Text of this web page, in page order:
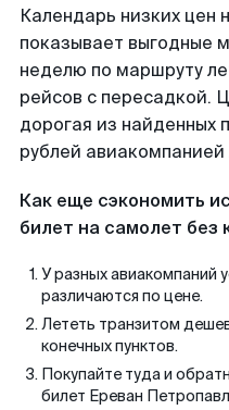
Календарь низких цен
показывает выгодные
неделю по маршруту
рейсов с пересадкой.
дорогая из найденных
рублей
Как еще сэкономить
билет на самолет без
У разных авиакомпаний
различаются по цене.
Лететь транзитом
конечных пунктов.
Покупайте туда и
билет Ереван